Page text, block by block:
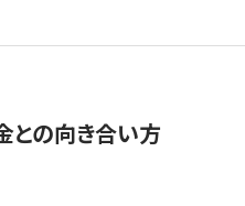
との向き合い方